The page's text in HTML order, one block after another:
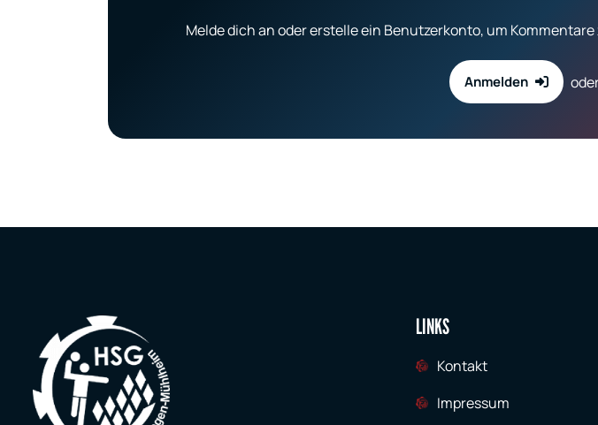
Melde dich an oder erstelle ein Benutzerkonto, um
Anmelden
LINKS
Kontakt
Impressum